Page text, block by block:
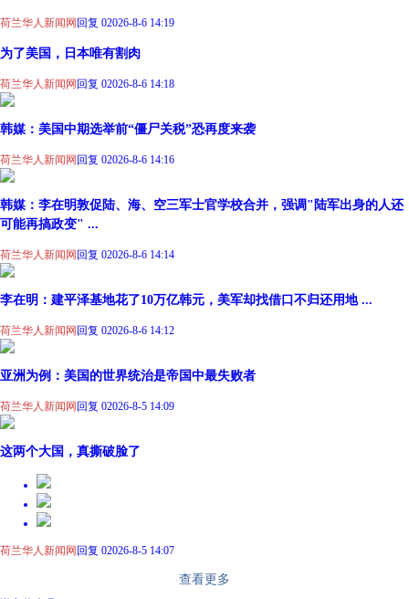
荷兰华人新闻网 回复 02026-8-6 14:19
为了美国，日本唯有割肉
荷兰华人新闻网 回复 02026-8-6 14:18
韩媒：美国中期选举前“僵尸关税”恐再度来袭
荷兰华人新闻网 回复 02026-8-6 14:16
韩媒：李在明敦促陆、海、空三军士官学校合并，强调"陆军出身的人还
可能再搞政变" ...
荷兰华人新闻网 回复 02026-8-6 14:14
李在明：建平泽基地花了10万亿韩元，美军却找借口不归还用地 ...
荷兰华人新闻网 回复 02026-8-6 14:12
亚洲为例：美国的世界统治是帝国中最失败者
荷兰华人新闻网 回复 02026-8-5 14:09
这两个大国，真撕破脸了
荷兰华人新闻网 回复 02026-8-5 14:07
查看更多